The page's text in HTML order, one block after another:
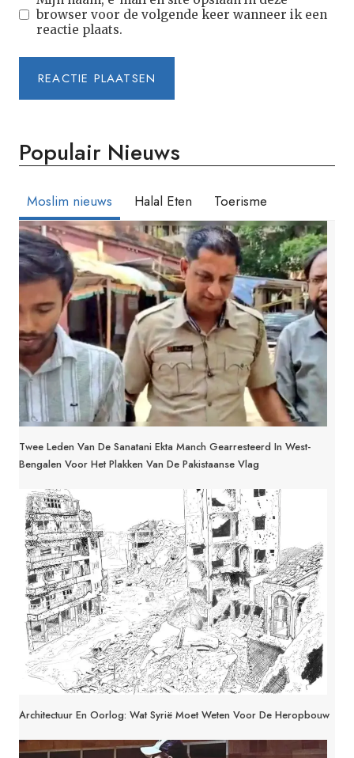
browser voor de volgende keer wanneer ik een
reactie plaats.
Populair Nieuws
Moslim nieuws Halal Eten Toerisme
Twee Leden Van De Sanatani Ekta Manch Gearresteerd In West-
Bengalen Voor Het Plakken Van De Pakistaanse Vlag
Architectuur En Oorlog: Wat Syrië Moet Weten Voor De Heropbouw